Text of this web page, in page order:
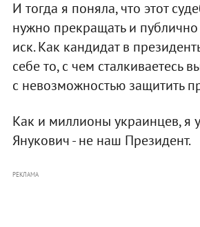
И тогда я поняла, что этот
нужно прекращать и публично
иск. Как кандидат в
себе то, с чем сталкиваетесь
с невозможностью защитить
Как и миллионы украинцев, я
Янукович - не наш Президент.
РЕКЛАМА